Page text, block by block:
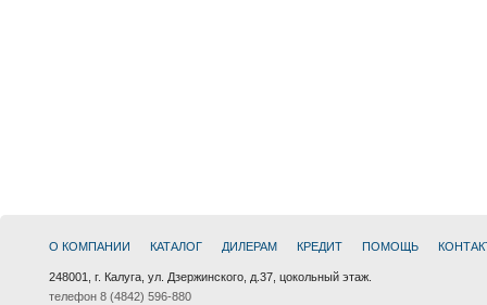
О КОМПАНИИ КАТАЛОГ ДИЛЕРАМ КРЕДИТ ПОМОЩЬ
248001, г. Калуга, ул. Дзержинского, д.37, цокольный этаж.
телефон 8 (4842) 596-880